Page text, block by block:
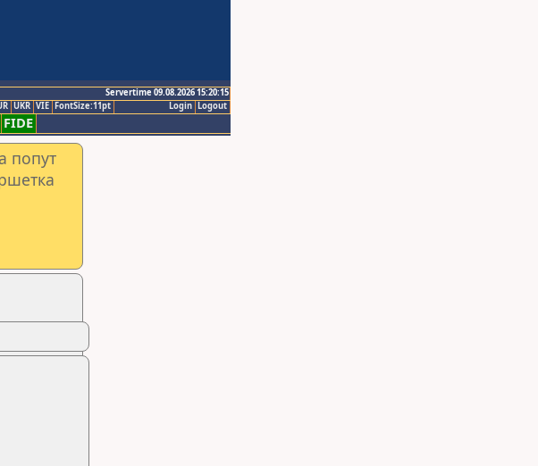
Servertime 09.08.2026 15:20:15
Logout
Login
UKR VIE FontSize:11pt
FIDE
попут